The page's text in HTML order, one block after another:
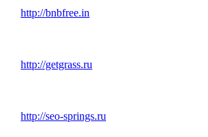
http://bnbfree.in
http://getgrass.ru
http://seo-springs.ru